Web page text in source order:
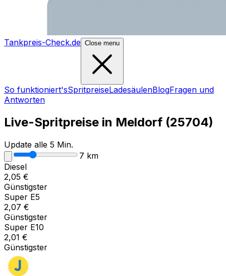
Tankpreis-Check.de Close menu
So funktioniert'sSpritpreiseLadesäulenBlogFragen und
Antworten
Live-Spritpreise in Meldorf (25704)
Update alle 5 Min.
7 km
Diesel
2,05 €
Günstigster
Super E5
2,07 €
Günstigster
Super E10
2,01 €
Günstigster